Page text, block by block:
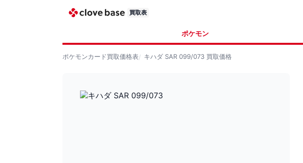
買取表
ポケモン
ポケモンカード買取価格表 キハダ SAR 099/073 買取価格